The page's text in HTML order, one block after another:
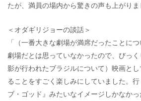
たが、満員の場内から驚きの声も上がりま
＜オダギリジョーの談話＞
「（一番大きな劇場が満席だったことに
劇場だとは思っていなかったので、びっ
影が行われたブラジルについて）映画と
ることをすごく楽しみにしていました。
ブ・ゴッド』みたいなイメージしかなか